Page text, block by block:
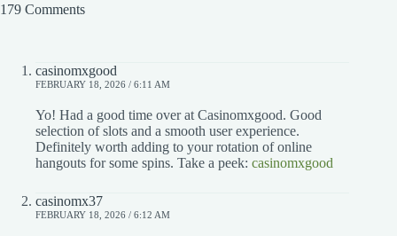
179 Comments
casinomxgood
FEBRUARY 18, 2026 / 6:11 AM
Yo! Had a good time over at Casinomxgood. Good
selection of slots and a smooth user experience.
Definitely worth adding to your rotation of online
hangouts for some spins. Take a peek: casinomxgood
casinomx37
FEBRUARY 18, 2026 / 6:12 AM